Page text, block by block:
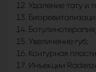
Удаление тату и
Ботулинотерапия;
Увеличение губ;
Контурная
Инъекции